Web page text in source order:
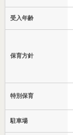
受入年齢
保育方針
特別保育
駐車場